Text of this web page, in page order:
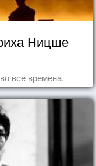
Ницше
все времена.